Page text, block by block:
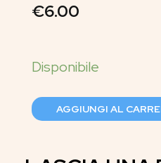
€6.00
AGGIUNGI AL